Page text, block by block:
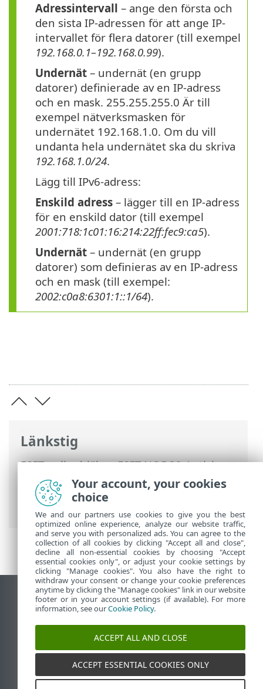
Länkstig
ESET onlinehjälp>ESET NOD32 Antivirus
Avancerade inställningar>Skydd>
Skydd av e-postklient
Skydd av e-
postöverföring > Uteslutna IP-adresser
Adressintervall – ange den första och
den sista IP-adressen för att ange IP-
intervallet för flera datorer (till exempel
192.168.0.1–192.168.0.99).
Undernät – undernät (en grupp
datorer) definierade av en IP-adress
och en mask. 255.255.255.0 Är till
exempel nätverksmasken för
undernätet 192.168.1.0. Om du vill
undanta hela undernätet ska du skriva
192.168.1.0/24.
Lägg till IPv6-adress:
Enskild adress – lägger till en IP-adress
för en enskild dator (till exempel
2001:718:1c01:16:214:22ff:fec9:ca5).
Undernät – undernät (en grupp
datorer) som definieras av en IP-adress
och en mask (till exempel:
2002:c0a8:6301:1::1/64).
Visa skrivbords-webbplats
End of Life
ESET kunskapsbas
ESET Status Portal
Regional support
Your account, your cookies
choice
We and our partners use cookies to give you the best
optimized online experience, analyze our website traffic,
and serve you with personalized ads. You can agree to the
collection of all cookies by clicking "Accept all and close",
decline all non-essential cookies by choosing "Accept
essential cookies only", or adjust your cookie settings by
clicking "Manage cookies". You also have the right to
withdraw your consent or change your cookie preferences
anytime by clicking the "Manage cookies" link in our website
footer or in your account settings (if available). For more
information, see ourCookie Policy.
ACCEPT ALL AND CLOSE
ACCEPT ESSENTIAL COOKIES ONLY